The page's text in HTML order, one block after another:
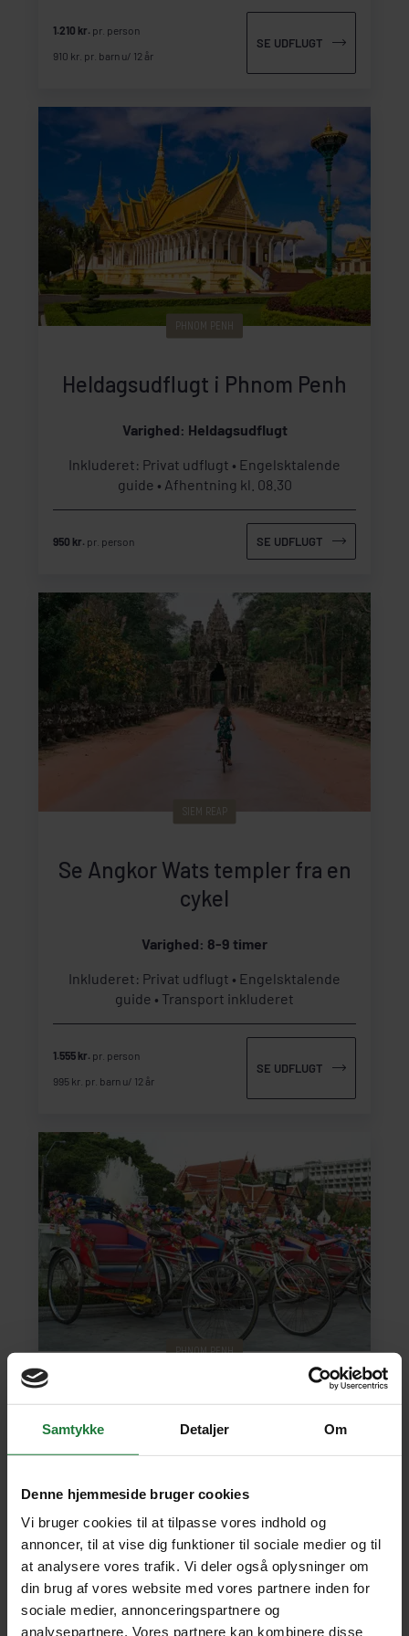
Samtykke Detaljer Om
Denne hjemmeside bruger cookies
Vi bruger cookies til at tilpasse vores indhold og
annoncer, til at vise dig funktioner til sociale medier og til
at analysere vores trafik. Vi deler også oplysninger om
din brug af vores website med vores partnere inden for
sociale medier, annonceringspartnere og
analysepartnere. Vores partnere kan kombinere disse
1.210 kr. pr. person
910 kr. pr. barn u/ 12 år
SE UDFLUGT
PHNOM PENH
Heldagsudflugt i Phnom Penh
Varighed: Heldagsudflugt
Inkluderet: Privat udflugt
Engelsktalende
guide
Afhentning kl. 08.30
950 kr. pr. person SE UDFLUGT
SIEM REAP
Se Angkor Wats templer fra en
cykel
Varighed: 8-9 timer
Inkluderet: Privat udflugt
Engelsktalende
guide
Transport inkluderet
1.555 kr. pr. person
995 kr. pr. barn u/ 12 år
SE UDFLUGT
PHNOM PENH
Se Phnom Penhs Khmer-
arkitektur i rickshaw, besøg i
Inkluderet: Privat udflugt Engelsktalende
guide Transport inkluderet